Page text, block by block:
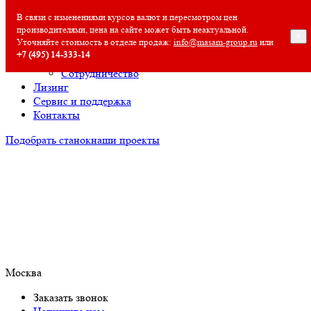
В связи с изменениями курсов валют и пересмотром цен
производителями, цена на сайте может быть неактуальной.
Уточняйте стоимость в отделе продаж: info@masam-group.ru или
+7 (495) 14‑333‑14
О компании
О компании
Полезная информация
Вакансии
Сотрудничество
Лизинг
Сервис и поддержка
Контакты
Подобрать станокнаши проекты
Москва
Заказать звонок